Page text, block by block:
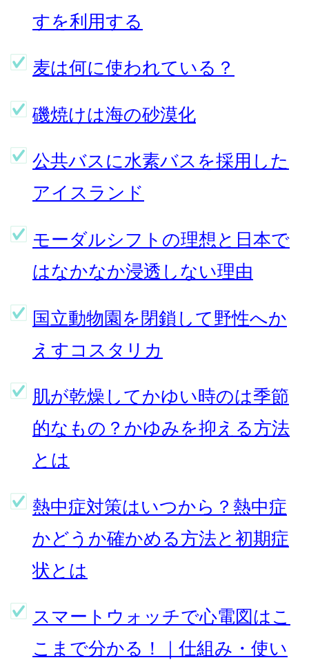
すを利用する
麦は何に使われている？
磯焼けは海の砂漠化
公共バスに水素バスを採用した
アイスランド
モーダルシフトの理想と日本で
はなかなか浸透しない理由
国立動物園を閉鎖して野性へか
えすコスタリカ
肌が乾燥してかゆい時のは季節
的なもの？かゆみを抑える方法
とは
熱中症対策はいつから？熱中症
かどうか確かめる方法と初期症
状とは
スマートウォッチで心電図はこ
こまで分かる！｜仕組み・使い